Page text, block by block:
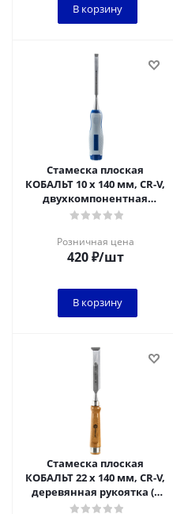
В корзину
Стамеска плоская
КОБАЛЬТ 10 х 140 мм, CR-V,
двухкомпонентная
рукоятка (1 шт.) блистер
Розничная цена
420₽/шт
В корзину
Стамеска плоская
КОБАЛЬТ 22 х 140 мм, CR-V,
деревянная рукоятка (1
шт.) подвес